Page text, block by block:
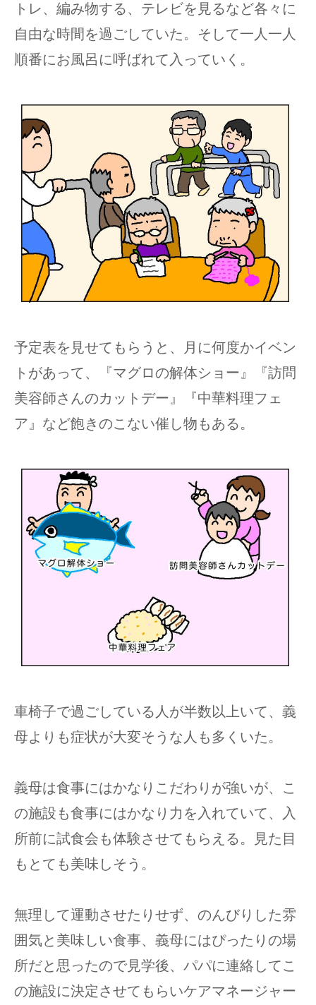
トレ、編み物する、テレビを見るなど各々に
自由な時間を過ごしていた。そして一人一人
順番にお風呂に呼ばれて入っていく。
予定表を見せてもらうと、月に何度かイベン
トがあって、『マグロの解体ショー』『訪問
美容師さんのカットデー』『中華料理フェ
ア』など飽きのこない催し物もある。
車椅子で過ごしている人が半数以上いて、義
母よりも症状が大変そうな人も多くいた。
義母は食事にはかなりこだわりが強いが、こ
の施設も食事にはかなり力を入れていて、入
所前に試食会も体験させてもらえる。見た目
もとても美味しそう。
無理して運動させたりせず、のんびりした雰
囲気と美味しい食事、義母にはぴったりの場
所だと思ったので見学後、パパに連絡してこ
の施設に決定させてもらいケアマネージャー